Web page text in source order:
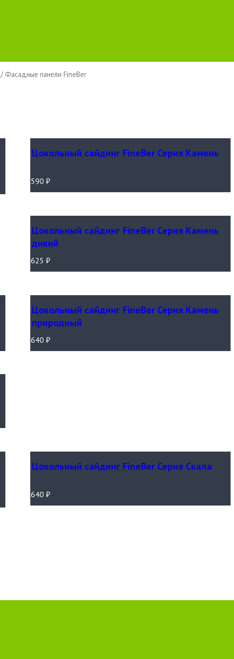
/ Фасадные панели FineBer
Цокольный сайдинг FineBer Серия Камень
590 ₽
Цокольный сайдинг FineBer Серия Камень
дикий
625 ₽
Цокольный сайдинг FineBer Серия Камень
природный
640 ₽
Цокольный сайдинг FineBer Серия Скала
640 ₽